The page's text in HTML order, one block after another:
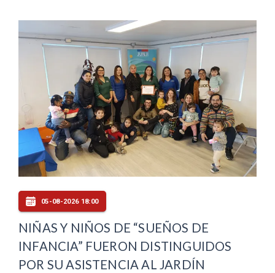
05-08-2026 18:00
NIÑAS Y NIÑOS DE “SUEÑOS DE
INFANCIA” FUERON DISTINGUIDOS
POR SU ASISTENCIA AL JARDÍN